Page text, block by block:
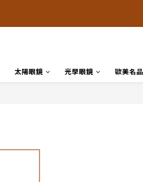
太陽眼鏡 光學眼鏡 歐美名品